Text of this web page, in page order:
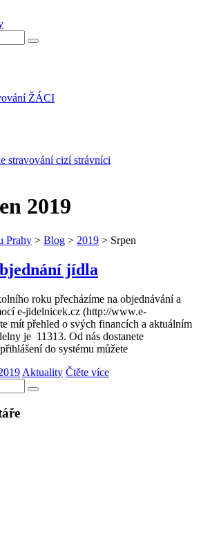
ŽÁCI
stravování cizí strávníci
2019
Prahy > Blog > 2019 > Srpen
jídla
roku přecházíme na objednávání a
e-jidelnicek.cz (http://www.e-
mít přehled o svých financích a aktuálním
je 11313. Od nás dostanete
do systému můžete
Aktuality Čtěte více